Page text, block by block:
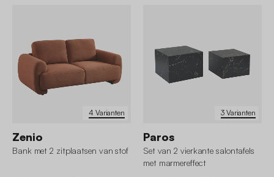
4 Varianten
Zenio
Bank met 2 zitplaatsen van stof
3 Varianten
Paros
Set van 2 vierkante salontafels
met marmereffect